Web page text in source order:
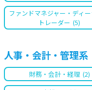
ファンドマネジャー・ディー
トレーダー (5)
人事・会計・管理系
財務・会計・経理 (2)